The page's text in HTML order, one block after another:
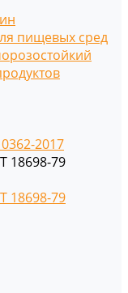
пищевых сред
2017
18698-79
18698-79